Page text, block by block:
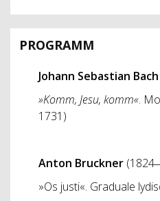
PROGRAMM
Johann Sebastian Bach
»Komm, Jesu, komm«.
1731)
Anton Bruckner
»Os justi«. Graduale